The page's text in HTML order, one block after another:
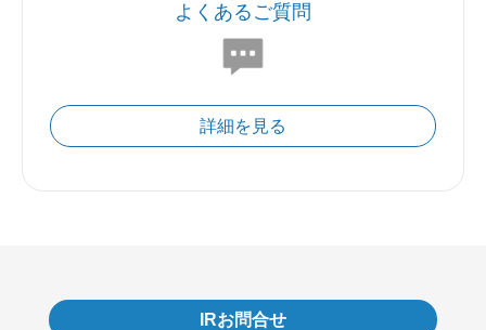
よくあるご質問
詳細を見る
IRお問合せ